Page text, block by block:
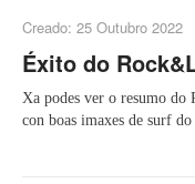
Creado: 25 Outubro 2022
Éxito do
Xa podes ver o resumo do
con boas imaxes de surf